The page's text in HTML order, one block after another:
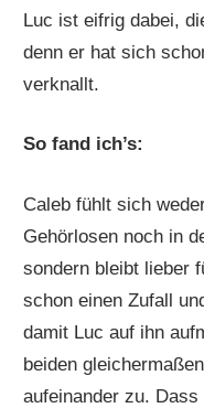
Luc ist eifrig dabei,
denn er hat sich
verknallt.
So fand ich’s:
Caleb fühlt sich
Gehörlosen noch in
sondern bleibt lieber
schon einen Zufall
damit Luc auf ihn
beiden
aufeinander zu.